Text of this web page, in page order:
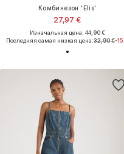
Комбинезон 'Elis'
27,97 €
Изначальная цена: 44,90 €
Последняя самая низкая цена:32,90 €-